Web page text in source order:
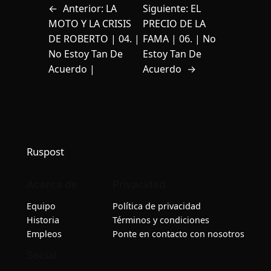
← Anterior: LA
MOTO Y LA CRISIS
DE ROBERTO | 04. |
No Estoy Tan De
Acuerdo |
Siguiente: EL
PRECIO DE LA
FAMA | 06. | No
Estoy Tan De
Acuerdo →
Ruspost
Equipo
Historia
Empleos
Política de privacidad
Términos y condiciones
Ponte en contacto con nosotros